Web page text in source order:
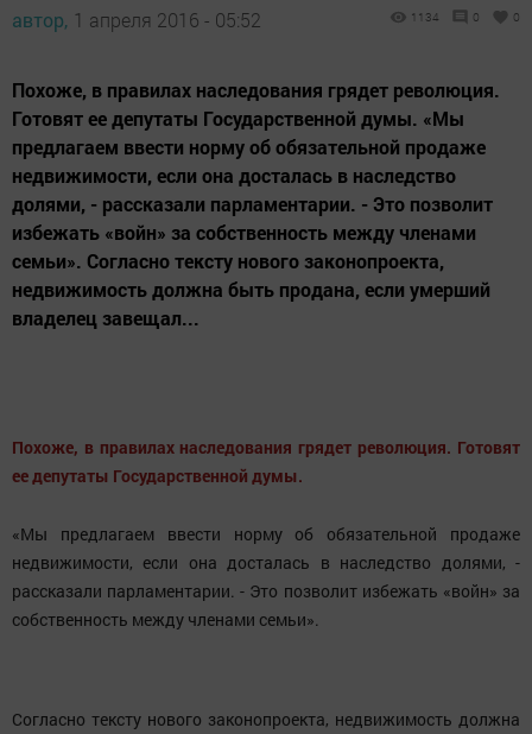
автор, 1 апреля 2016 - 05:52 1134 0 0
Похоже, в правилах наследования грядет революция.
Готовят ее депутаты Государственной думы. «Мы
предлагаем ввести норму об обязательной продаже
недвижимости, если она досталась в наследство
долями, - рассказали парламентарии. - Это позволит
избежать «войн» за собственность между членами
семьи». Согласно тексту нового законопроекта,
недвижимость должна быть продана, если умерший
владелец завещал...
Похоже, в правилах наследования грядет революция. Готовят
ее депутаты Государственной думы.
«Мы предлагаем ввести норму об обязательной продаже
недвижимости, если она досталась в наследство долями, -
рассказали парламентарии. - Это позволит избежать «войн» за
собственность между членами семьи».
Согласно тексту нового законопроекта, недвижимость должна